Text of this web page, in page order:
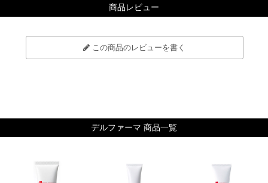
商品レビュー
この商品のレビューを書く
デルファーマ 商品一覧